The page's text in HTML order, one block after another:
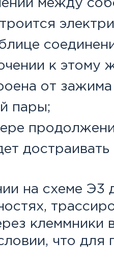
между
к этому
от
пары;
на схеме Э3
клеммники
что для